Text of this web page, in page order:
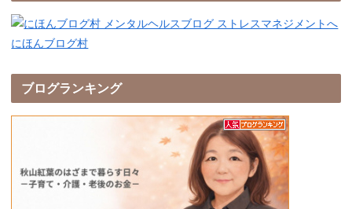
にほんブログ村
ブログランキング